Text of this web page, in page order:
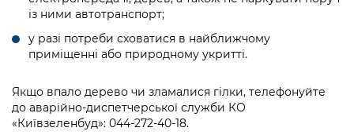
Промисловість і наука Києва
Підприємства, установи, організації
Річні звіти
Портал Захисників та Захисниць
Безбар'єрність
Портал послуг
«Ініціатива «Партнерство «Відкритий
Уряд» – місцевий рівень»
Інформація для споживачів
Про відкриті дані
Портал даних Києва
Публічні дашборди
із ними автотранспорт;
у разі потреби сховатися в найближчому
приміщенні або природному укритті.
Якщо впало дерево чи зламалися гілки, телефонуйте
до аварійно-диспетчерської служби КО
«Київзеленбуд»: 044-272-40-18.